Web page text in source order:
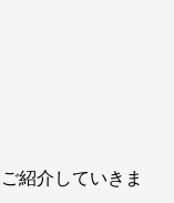
紹介していきま